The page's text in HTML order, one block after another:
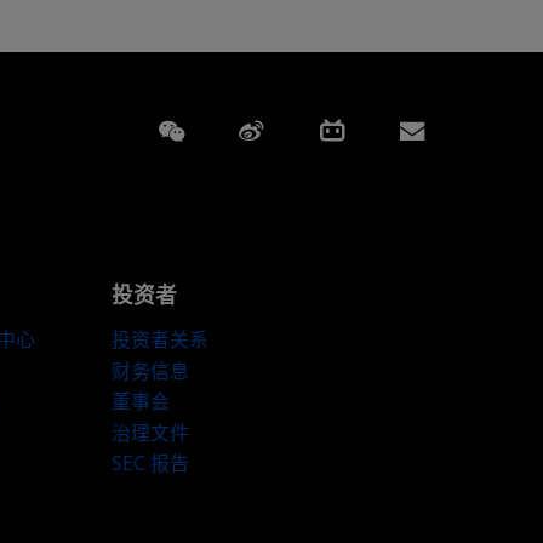
Weixin Weibo Bilibili
心
投资者
投资者关系
财务信息
董事会
治理文件
SEC 报告